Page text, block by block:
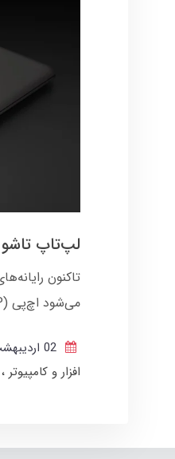
لپ‌تاپ تاشو 17 اینچی HP با نمایشگر OLED
تاکنون
می‌شود اچ‌پی (HP) نیز در حال توسعه رایانه 17 اینچی تاشو خود است.
افزار و کامپیوتر